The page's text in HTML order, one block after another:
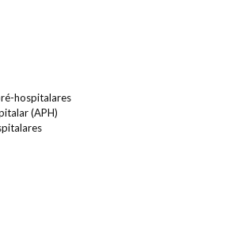
hospitalares
(APH)